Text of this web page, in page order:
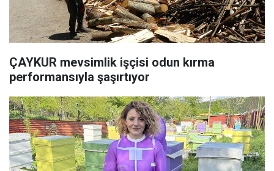
ÇAYKUR mevsimlik işçisi odun kırma
performansıyla şaşırtıyor